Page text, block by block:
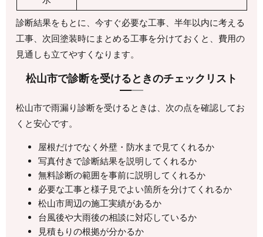
診断結果をもとに、今すぐ必要な工事、半年以内に考える
工事、次回塗装時にまとめる工事を分けておくと、費用の
見通しも立てやすくなります。
松山市で診断を受けるときのチェックリスト
松山市で雨漏り診断を受けるときは、次の点を確認してお
くと安心です。
屋根だけでなく外壁・防水まで見てくれるか
写真付きで診断結果を説明してくれるか
無料診断の範囲を事前に説明してくれるか
必要な工事と様子見でよい箇所を分けてくれるか
松山市周辺の施工実績があるか
台風後や大雨後の相談に対応しているか
見積もりの根拠が分かるか